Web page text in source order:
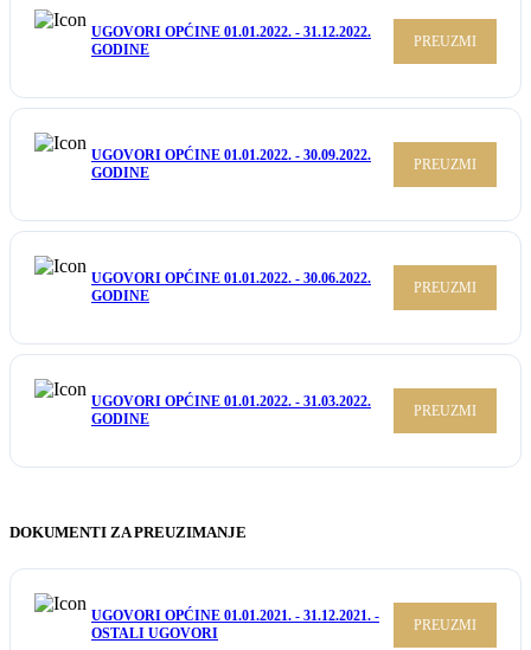
UGOVORI OPĆINE 01.01.2022. - 31.12.2022.
GODINE
PREUZMI
UGOVORI OPĆINE 01.01.2022. - 30.09.2022.
GODINE
PREUZMI
UGOVORI OPĆINE 01.01.2022. - 30.06.2022.
GODINE
PREUZMI
UGOVORI OPĆINE 01.01.2022. - 31.03.2022.
GODINE
PREUZMI
DOKUMENTI ZA PREUZIMANJE
UGOVORI OPĆINE 01.01.2021. - 31.12.2021. -
OSTALI UGOVORI
PREUZMI